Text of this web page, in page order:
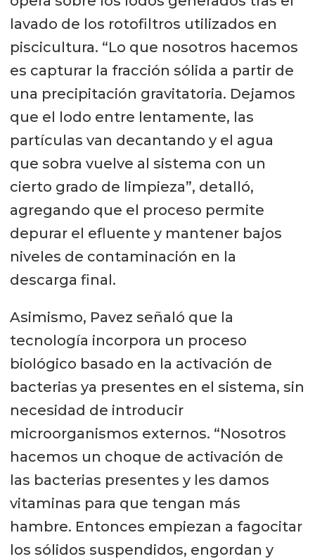
lavado de los rotofiltros utilizados en
piscicultura. “Lo que nosotros hacemos
es capturar la fracción sólida a partir de
una precipitación gravitatoria. Dejamos
que el lodo entre lentamente, las
partículas van decantando y el agua
que sobra vuelve al sistema con un
cierto grado de limpieza”, detalló,
agregando que el proceso permite
depurar el efluente y mantener bajos
niveles de contaminación en la
descarga final.
Asimismo, Pavez señaló que la
tecnología incorpora un proceso
biológico basado en la activación de
bacterias ya presentes en el sistema, sin
necesidad de introducir
microorganismos externos. “Nosotros
hacemos un choque de activación de
las bacterias presentes y les damos
vitaminas para que tengan más
hambre. Entonces empiezan a fagocitar
los sólidos suspendidos, engordan y